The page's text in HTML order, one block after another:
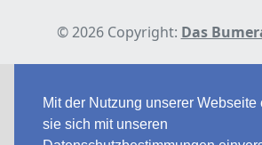
Mit der Nutzung unserer Webseite
sie sich mit unseren
© 2026 Copyright: Das